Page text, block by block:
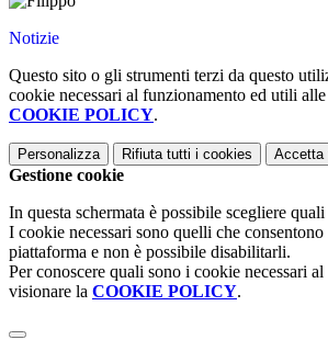
Notizie
Questo sito o gli strumenti terzi da questo
cookie necessari al funzionamento ed utili
COOKIE POLICY.
Personalizza Rifiuta tutti i cookies Accetta
Gestione cookie
In questa schermata è possibile scegliere
I cookie necessari sono quelli che
piattaforma e non è possibile disabilitarli.
Per conoscere quali sono i cookie necessari
visionare la COOKIE POLICY.